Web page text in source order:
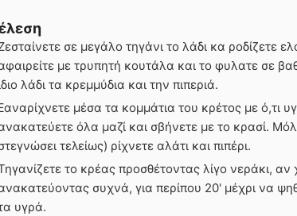
σε μεγάλο τηγάνι το λάδι κα ροδίζετε
με τρυπητή κουτάλα και το φυλατε σε
λάδι τα κρεμμύδια και την πιπεριά.
μέσα τα κομμάτια του κρέτος με ό,τι
όλα μαζί και σβήνετε με το κρασί.
τελείως) ρίχνετε αλάτι και πιπέρι.
το κρέας προσθέτοντας λίγο νεράκι, αν
συχνά, για περίπου 20' μέχρι να
υγρά.